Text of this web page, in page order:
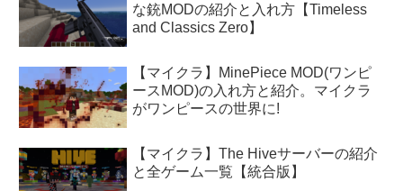
な銃MODの紹介と入れ方【Timeless
and Classics Zero】
【マイクラ】MinePiece MOD(ワンピ
ースMOD)の入れ方と紹介。マイクラ
がワンピースの世界に!
【マイクラ】The Hiveサーバーの紹介
と全ゲーム一覧【統合版】